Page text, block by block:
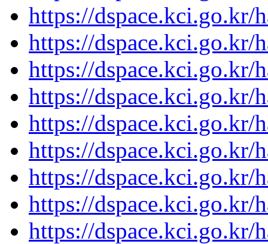
https://dspace.kci.go.kr/
https://dspace.kci.go.kr/
https://dspace.kci.go.kr/
https://dspace.kci.go.kr/
https://dspace.kci.go.kr/
https://dspace.kci.go.kr/
https://dspace.kci.go.kr/
https://dspace.kci.go.kr/
https://dspace.kci.go.kr/